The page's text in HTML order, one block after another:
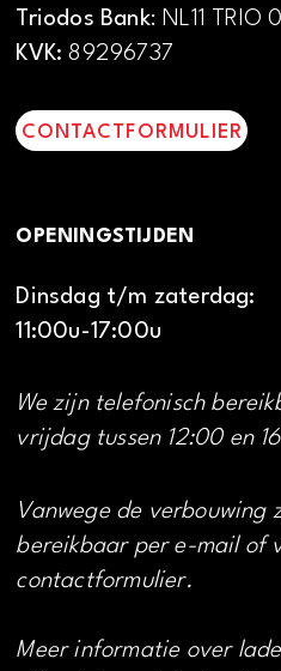
Triodos Bank: NL11 TRIO
KVK: 89296737
CONTACTFORMULIER
OPENINGSTIJDEN
Dinsdag t/m zaterdag:
11:00u-17:00u
We zijn telefonisch
vrijdag tussen 12:00 en
Vanwege de verbouwing
bereikbaar per e-mail of
contactformulier.
Meer informatie over